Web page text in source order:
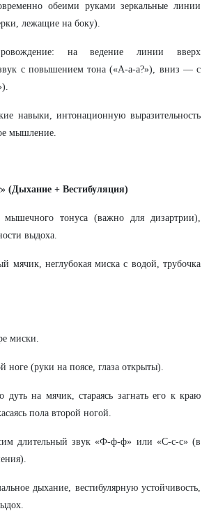
обеими руками зеркальные линии
лежащие на боку).
на ведение линии вверх
с повышением тона («А-а-а?»), вниз — с
навыки, интонационную выразительность
мышление.
(Дыхание + Вестибуляция)
мышечного тонуса (важно для дизартрии),
выдоха.
мячик, неглубокая миска с водой, трубочка
миски.
ноге (руки на поясе, глаза открыты).
дуть на мячик, стараясь загнать его к краю
пола второй ногой.
длительный звук «Ф-ф-ф» или «С-с-с» (в
дыхание, вестибулярную устойчивость,